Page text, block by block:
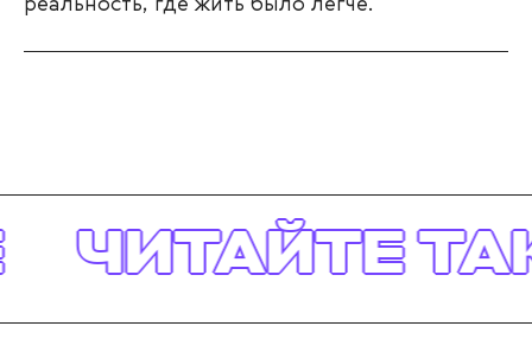
реальность, где жить было легче.
ЧИТАЙТЕ